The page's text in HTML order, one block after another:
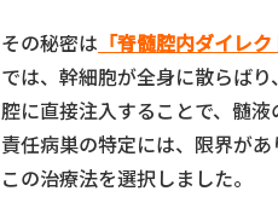
その秘密は 「脊髄腔内ダイレク
では、幹細胞が全身に散らば
腔に直接注入することで、髄液
責任病巣の特定には、限界が
この治療法を選択しました。